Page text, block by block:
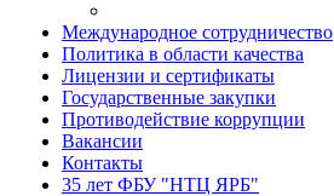
Международное сотрудничество
Политика в области качества
Лицензии и сертификаты
Государственные закупки
Противодействие коррупции
Вакансии
Контакты
35 лет ФБУ "НТЦ ЯРБ"